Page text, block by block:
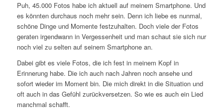
Puh, 45.000 Fotos habe ich aktuell auf meinem Smartphone. Und
es könnten durchaus noch mehr sein. Denn ich liebe es nunmal,
schöne Dinge und Momente festzuhalten. Doch viele der Fotos
geraten irgendwann in Vergessenheit und man schaut sie sich nur
noch viel zu selten auf seinem Smartphone an.
Dabei gibt es viele Fotos, die ich fest in meinem Kopf in
Erinnerung habe. Die ich auch nach Jahren noch ansehe und
sofort wieder im Moment bin. Die mich direkt in die Situation und
oft auch in das Gefühl zurückversetzen. So wie es auch ein Lied
manchmal schafft.